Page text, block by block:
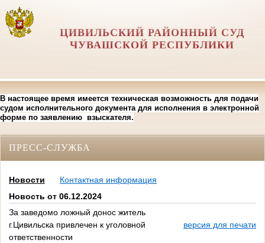
ЦИВИЛЬСКИЙ РАЙОННЫЙ СУД
ЧУВАШСКОЙ РЕСПУБЛИКИ
В настоящее время имеется техническая возможность для подачи
судом исполнительного документа для исполнения в электронной
форме по заявлению взыскателя.
ПРЕСС-СЛУЖБА
Новости
Контактная информация
Новость от 06.12.2024
За заведомо ложный донос житель
г.Цивильска привлечен к уголовной
ответственности
версия для печати